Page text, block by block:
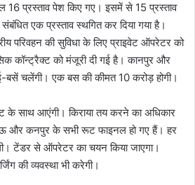
16 प्रस्ताव पेश किए गए। इसमें से 15 प्रस्ताव
एक प्रस्ताव स्थगित कर दिया गया है।
परिवहन की सुविधा के लिए प्राइवेट ऑपरेटर को
कॉन्ट्रैक्ट को मंजूरी दी गई है। कानपुर और
चलेंगी। एक बस की कीमत 10 करोड़ होगी।
के साथ आएंगी। किराया तय करने का अधिकार
और कनपुर के सभी रूट फाइनल हो गए हैं। हर
टेंडर से ऑपरेटर का चयन किया जाएगा।
की व्यवस्था भी करेगी।